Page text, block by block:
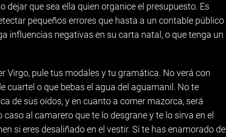
dejar que sea ella quien organice el presupuesto. Es
pequeños errores que hasta a un contable público
influencias negativas en su carta natal, o que tenga un
Virgo, pule tus modales y tu gramática. No verá con
cuartel o que bebas el agua del aguamanil. No te
de sus oídos, y en cuanto a comer mazorca, será
caso al camarero que te lo desgrane y te lo sirva en el
si eres desaliñado en el vestir. Si te has enamorado de